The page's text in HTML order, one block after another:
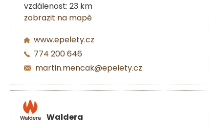
vzdálenost: 23 km
zobrazit na mapě
www.epelety.cz
774 200 646
martin.mencak@epelety.cz
Waldera